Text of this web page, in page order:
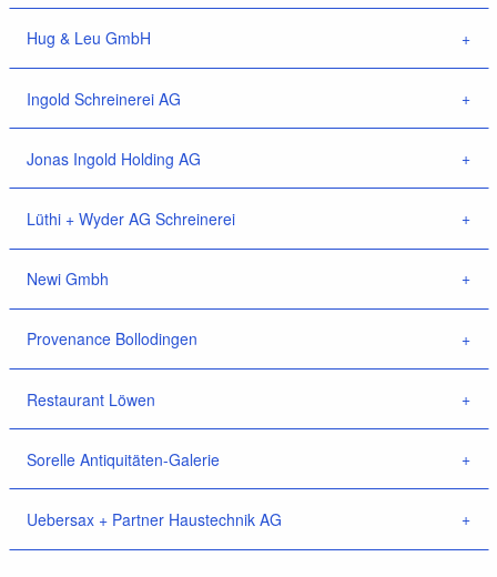
Hug & Leu GmbH
Ingold Schreinerei AG
Jonas Ingold Holding AG
Lüthi + Wyder AG Schreinerei
Newi Gmbh
Provenance Bollodingen
Restaurant Löwen
Sorelle Antiquitäten-Galerie
Uebersax + Partner Haustechnik AG